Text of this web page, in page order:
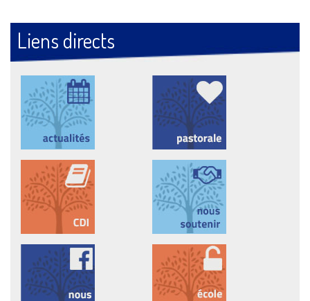
Liens directs